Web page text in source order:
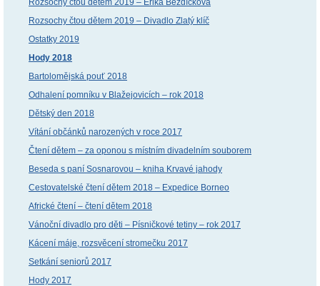
Rozsochy čtou dětem 2019 – Divadlo Zlatý klíč
Ostatky 2019
Hody 2018
Bartolomějská pouť 2018
Odhalení pomníku v Blažejovicích – rok 2018
Dětský den 2018
Vítání občánků narozených v roce 2017
Čtení dětem – za oponou s místním divadelním souborem
Beseda s paní Sosnarovou – kniha Krvavé jahody
Cestovatelské čtení dětem 2018 – Expedice Borneo
Africké čtení – čtení dětem 2018
Vánoční divadlo pro děti – Písničkové tetiny – rok 2017
Kácení máje, rozsvěcení stromečku 2017
Setkání seniorů 2017
Hody 2017